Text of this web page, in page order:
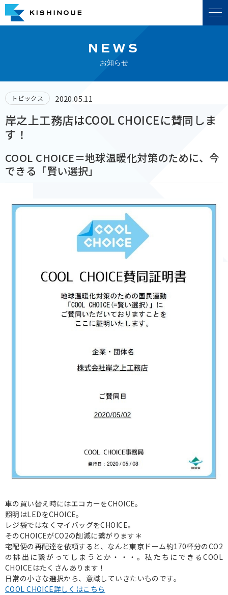
NEWS
お知らせ
トピックス 2020.05.11
岸之上工務店はCOOL CHOICEに賛同しま
す！
COOL CHOICE＝地球温暖化対策のために、今
できる「賢い選択」
車の買い替え時にはエコカーをCHOICE。
照明はLEDをCHOICE。
レジ袋ではなくマイバッグをCHOICE。
そのCHOICEがCO2の削減に繋がります＊
宅配便の再配達を依頼すると、なんと東京ドーム約170杯分のCO2
の排出に繋がってしまうとか・・・。私たちにできるCOOL
CHOICEはたくさんあります！
日常の小さな選択から、意識していきたいものです。
COOL CHOICE詳しくはこちら